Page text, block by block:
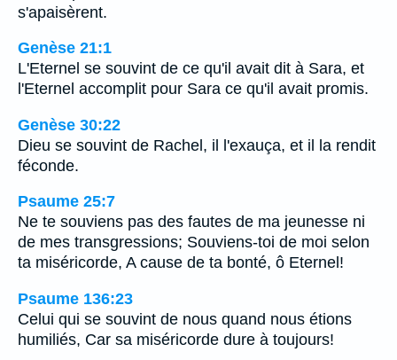
s'apaisèrent.
Genèse 21:1
L'Eternel se souvint de ce qu'il avait dit à Sara, et
l'Eternel accomplit pour Sara ce qu'il avait promis.
Genèse 30:22
Dieu se souvint de Rachel, il l'exauça, et il la rendit
féconde.
Psaume 25:7
Ne te souviens pas des fautes de ma jeunesse ni
de mes transgressions; Souviens-toi de moi selon
ta miséricorde, A cause de ta bonté, ô Eternel!
Psaume 136:23
Celui qui se souvint de nous quand nous étions
humiliés, Car sa miséricorde dure à toujours!